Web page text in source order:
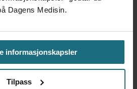
Dagens Medisin.
informasjonskapsler
Tilpass